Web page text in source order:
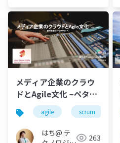
メディア企業のクラウ
ドとAgile文化 ~ペタバ
イト級の映画もTVもク
ラウドへ~
agile scrum
はち@ テ
263